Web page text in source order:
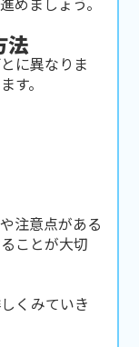
法
に異なりま
す。
注意点がある
ことが大切
くみていき